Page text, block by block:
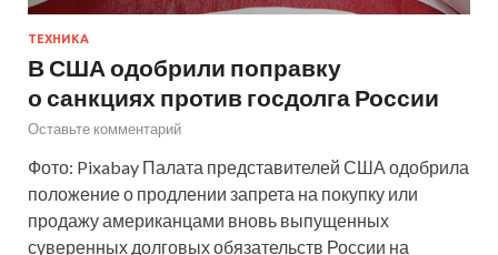
ТЕХНИКА
В США одобрили поправку
о санкциях против госдолга России
Оставьте комментарий
Фото: Pixabay Палата представителей США одобрила
положение о продлении запрета на покупку или
продажу американцами вновь выпущенных
суверенных долговых обязательств России на